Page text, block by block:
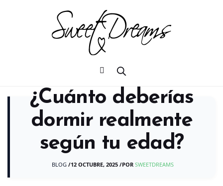
¿Cuánto deberías
dormir realmente
según tu edad?
BLOG /12 OCTUBRE, 2025 /POR SWEETDREAMS